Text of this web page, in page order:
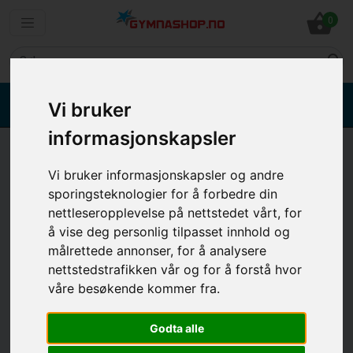
Vi bruker
informasjonskapsler
Vi bruker informasjonskapsler og andre
sporingsteknologier for å forbedre din
nettleseropplevelse på nettstedet vårt, for
å vise deg personlig tilpasset innhold og
målrettede annonser, for å analysere
nettstedstrafikken vår og for å forstå hvor
våre besøkende kommer fra.
Godta alle
shopping_basket
0
search
Ingen salg til privatpersoner
Stepkasse
Stepkasse eller aerobic fitness step kasse fra
Reebok. Topp kvalitet fra Reebok, som kan
brukes hjemme eller i treningssenter. Med
stepkasse kommer du fort i form, enten om det
er hjemme eller i fitness senter.
check_circleTopp kvalitet fra Reebok
check_circleAlle kan bruke den